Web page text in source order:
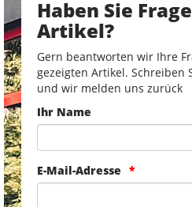
Haben Sie
Artikel?
Gern beantworten wir Ihre
gezeigten Artikel. Schreiben
und wir melden uns zurück
Ihr Name
E-Mail-Adresse